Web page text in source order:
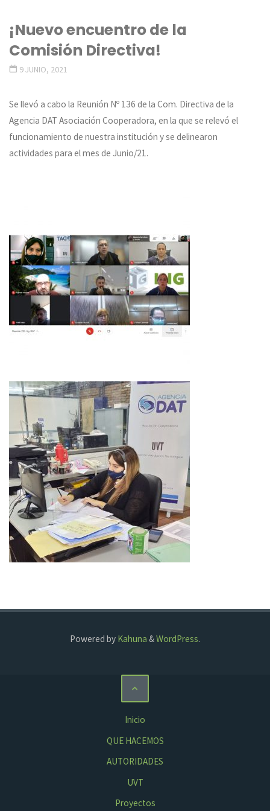
¡Nuevo encuentro de la
Comisión Directiva!
9 JUNIO, 2021
Se llevó a cabo la Reunión Nº 136 de la Com. Directiva de la
Agencia DAT Asociación Cooperadora, en la que se relevó el
funcionamiento de nuestra institución y se delinearon
actividades para el mes de Junio/21.
Powered by Kahuna &WordPress.
Inicio
QUE HACEMOS
AUTORIDADES
UVT
Proyectos